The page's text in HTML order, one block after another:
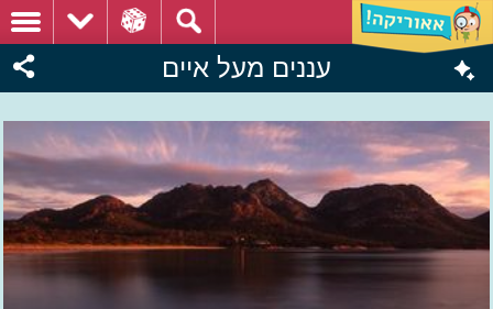
עננים מעל איים